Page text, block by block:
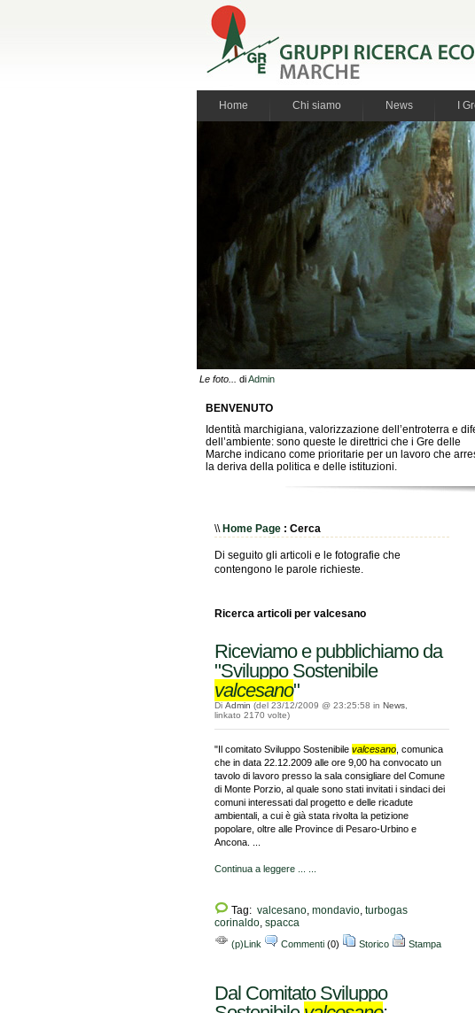
Home Chi siamo News I
Le foto... diAdmin
BENVENUTO
Identità marchigiana, valorizzazione dell’entroterra e
dell’ambiente: sono queste le direttrici che i Gre delle
Marche indicano come prioritarie per un lavoro che
la deriva della politica e delle istituzioni.
\\ Home Page : Cerca
Di seguito gli articoli e le fotografie che
contengono le parole richieste.
Ricerca articoli per valcesano
Riceviamo e pubblichiamo da
"Sviluppo Sostenibile
valcesano"
Di Admin (del 23/12/2009 @ 23:25:58 in News
linkato 2170 volte)
"Il comitato Sviluppo Sostenibile valcesano , comunica
che in data 22.12.2009 alle ore 9,00 ha convocato un
tavolo di lavoro presso la sala consigliare del Comune
di Monte Porzio, al quale sono stati invitati i sindaci dei
comuni interessati dal progetto e delle ricadute
ambientali, a cui è già stata rivolta la petizione
popolare, oltre alle Province di Pesaro-Urbino e
Ancona. ...
Continua a leggere ... ...
Tag: valcesano, mondavio, turbogas
corinaldo, spacca
(p)Link Commenti (0) Storico Stampa
Dal Comitato Sviluppo